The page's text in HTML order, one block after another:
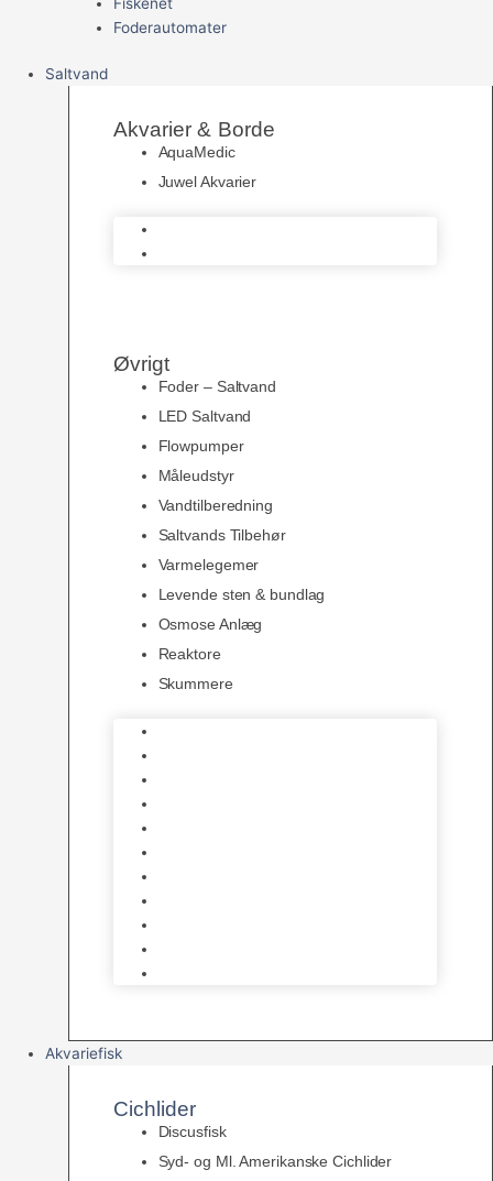
Foderautomater
Saltvand
Akvarier & Borde
AquaMedic
Juwel Akvarier
Øvrigt
Foder – Saltvand
LED Saltvand
Flowpumper
Måleudstyr
Vandtilberedning
Saltvands Tilbehør
Varmelegemer
Levende sten & bundlag
Osmose Anlæg
Reaktore
Skummere
Akvariefisk
Cichlider
Discusfisk
Syd- og Ml. Amerikanske Cichlider